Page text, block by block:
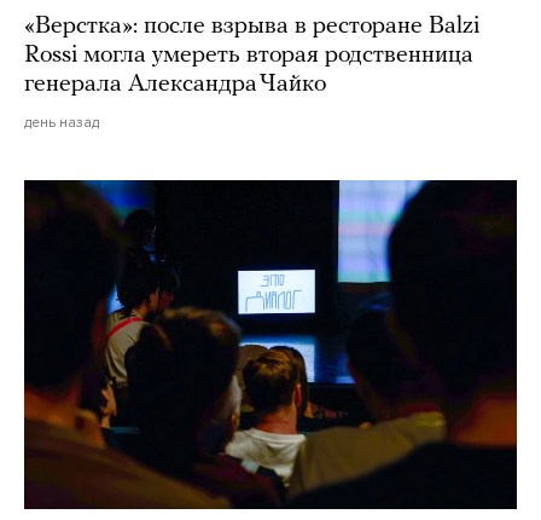
«Верстка»: после взрыва в ресторане Balzi
Rossi могла умереть вторая родственница
генерала Александра Чайко
день назад